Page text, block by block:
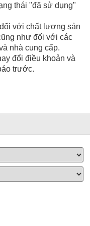
thái "đã sử dụng"
với chất lượng sản
như đối với các
nhà cung cấp.
đổi điều khoản và
trước.